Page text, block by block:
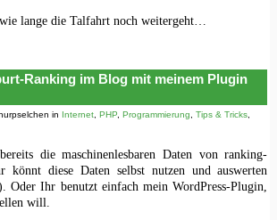
lange die Talfahrt noch weitergeht…
Ranking im Blog mit meinem Plugin
in Internet, PHP, Programmierung, Tips & Tricks,
die maschinenlesbaren Daten von ranking-
könnt diese Daten selbst nutzen und auswerten
Ihr benutzt einfach mein WordPress-Plugin,
will.